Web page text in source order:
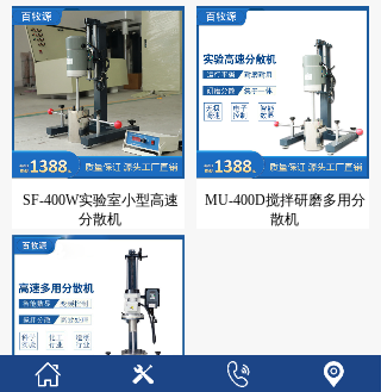
SF-400W实验室小型高速
分散机
MU-400D搅拌研磨多用分
散机